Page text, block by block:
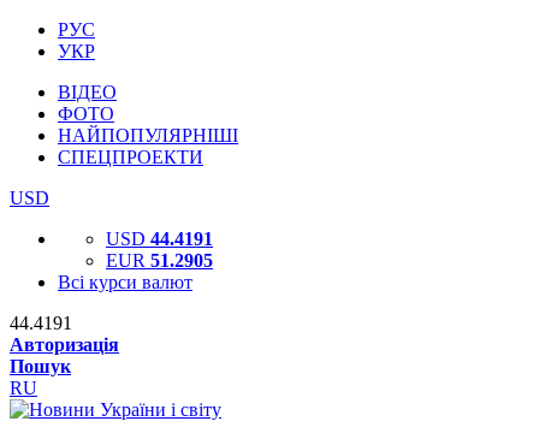
РУС
УКР
ВІДЕО
ФОТО
НАЙПОПУЛЯРНІШІ
СПЕЦПРОЕКТИ
USD
USD 44.4191
EUR 51.2905
Всі курси валют
44.4191
Авторизація
Пошук
RU